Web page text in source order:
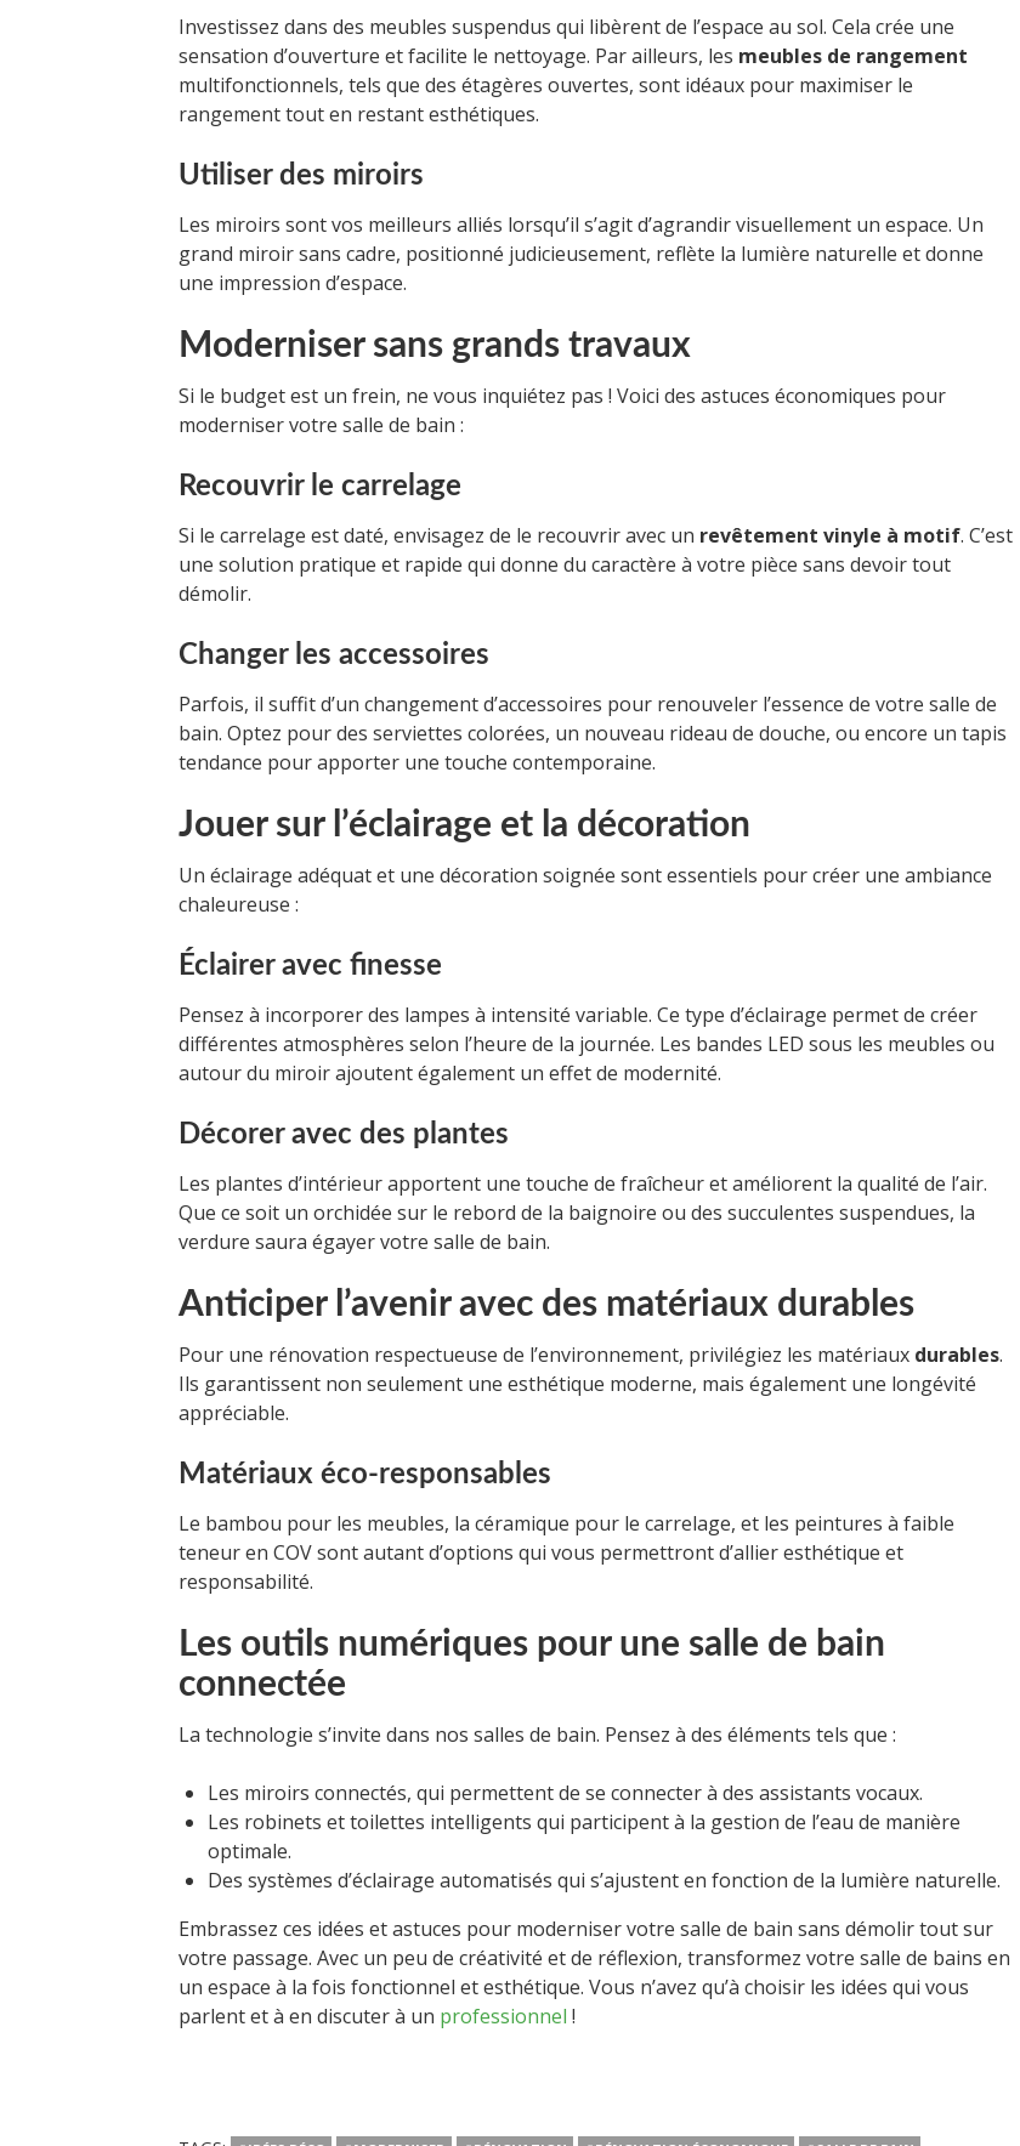
Investissez dans des meubles suspendus qui libèrent de l’espace au sol. Cela crée une
sensation d’ouverture et facilite le nettoyage. Par ailleurs, les meubles de rangement
multifonctionnels, tels que des étagères ouvertes, sont idéaux pour maximiser le
rangement tout en restant esthétiques.
Utiliser des miroirs
Les miroirs sont vos meilleurs alliés lorsqu’il s’agit d’agrandir visuellement un espace. Un
grand miroir sans cadre, positionné judicieusement, reflète la lumière naturelle et donne
une impression d’espace.
Moderniser sans grands travaux
Si le budget est un frein, ne vous inquiétez pas ! Voici des astuces économiques pour
moderniser votre salle de bain :
Recouvrir le carrelage
Si le carrelage est daté, envisagez de le recouvrir avec un revêtement vinyle à motif. C’est
une solution pratique et rapide qui donne du caractère à votre pièce sans devoir tout
démolir.
Changer les accessoires
Parfois, il suffit d’un changement d’accessoires pour renouveler l’essence de votre salle de
bain. Optez pour des serviettes colorées, un nouveau rideau de douche, ou encore un tapis
tendance pour apporter une touche contemporaine.
Jouer sur l’éclairage et la décoration
Un éclairage adéquat et une décoration soignée sont essentiels pour créer une ambiance
chaleureuse :
Éclairer avec finesse
Pensez à incorporer des lampes à intensité variable. Ce type d’éclairage permet de créer
différentes atmosphères selon l’heure de la journée. Les bandes LED sous les meubles ou
autour du miroir ajoutent également un effet de modernité.
Décorer avec des plantes
Les plantes d’intérieur apportent une touche de fraîcheur et améliorent la qualité de l’air.
Que ce soit un orchidée sur le rebord de la baignoire ou des succulentes suspendues, la
verdure saura égayer votre salle de bain.
Anticiper l’avenir avec des matériaux durables
Pour une rénovation respectueuse de l’environnement, privilégiez les matériaux durables.
Ils garantissent non seulement une esthétique moderne, mais également une longévité
appréciable.
Matériaux éco-responsables
Le bambou pour les meubles, la céramique pour le carrelage, et les peintures à faible
teneur en COV sont autant d’options qui vous permettront d’allier esthétique et
responsabilité.
Les outils numériques pour une salle de bain
connectée
La technologie s’invite dans nos salles de bain. Pensez à des éléments tels que :
Les miroirs connectés, qui permettent de se connecter à des assistants vocaux.
Les robinets et toilettes intelligents qui participent à la gestion de l’eau de manière
optimale.
Des systèmes d’éclairage automatisés qui s’ajustent en fonction de la lumière naturelle.
Embrassez ces idées et astuces pour moderniser votre salle de bain sans démolir tout sur
votre passage. Avec un peu de créativité et de réflexion, transformez votre salle de bains en
un espace à la fois fonctionnel et esthétique. Vous n’avez qu’à choisir les idées qui vous
parlent et à en discuter à un professionnel !